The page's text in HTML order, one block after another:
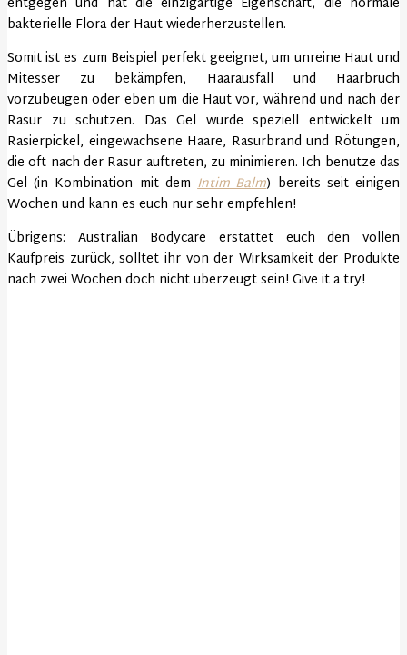
bakterielle Flora der Haut wiederherzustellen.
Somit ist es zum Beispiel perfekt geeignet, um unreine Haut und
Mitesser zu bekämpfen, Haarausfall und Haarbruch
vorzubeugen oder eben um die Haut vor, während und nach der
Rasur zu schützen. Das Gel wurde speziell entwickelt um
Rasierpickel, eingewachsene Haare, Rasurbrand und Rötungen,
die oft nach der Rasur auftreten, zu minimieren. Ich benutze das
Gel (in Kombination mit demIntim Balm) bereits seit einigen
Wochen und kann es euch nur sehr empfehlen!
Übrigens: Australian Bodycare erstattet euch den vollen
Kaufpreis zurück, solltet ihr von der Wirksamkeit der Produkte
nach zwei Wochen doch nicht überzeugt sein! Give it a try!